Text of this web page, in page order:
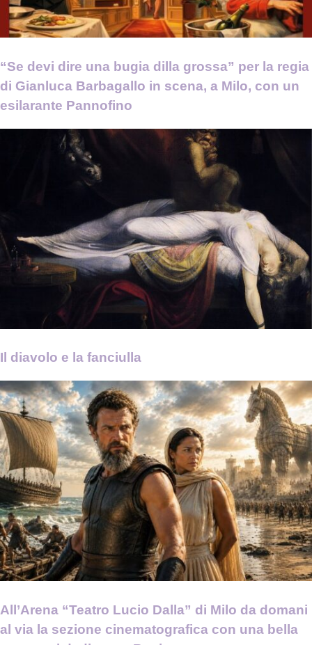
“Se devi dire una bugia dilla grossa” per la regia
di Gianluca Barbagallo in scena, a Milo, con un
esilarante Pannofino
Il diavolo e la fanciulla
All’Arena “Teatro Lucio Dalla” di Milo da domani
al via la sezione cinematografica con una bella